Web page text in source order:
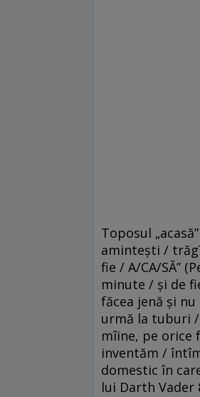
Toposul
amintești /
fie / A/CA/SĂ”
minute / și de
făcea jenă și
urmă la tuburi /
mîine, pe orice
inventăm /
domestic în
lui Darth Vader